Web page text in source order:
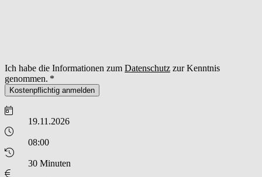
Ich habe die Informationen zum Datenschutz zur Kenntnis
genommen.
Kostenpflichtig anmelden
19.11.2026
08:00
30 Minuten